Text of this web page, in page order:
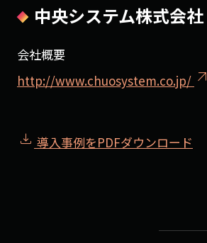
中央システム株式会社
会社概要
http://www.chuosystem.co.jp/ arrow_outward
download 導入事例をPDFダウンロード